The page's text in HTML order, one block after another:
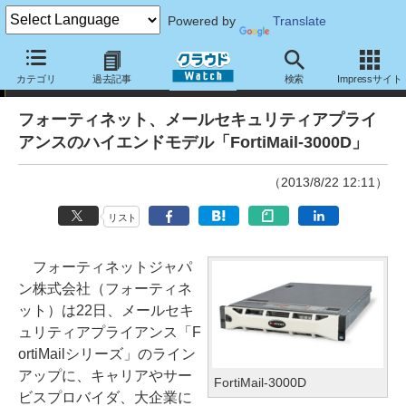
Powered by Translate
カテゴリ 過去記事 検索 Impressサイト
ニュース
フォーティネット、メールセキュリティアプライ
アンスのハイエンドモデル「FortiMail-3000D」
（2013/8/22 12:11）
リスト
FortiMail-3000D
フォーティネットジャパ
ン株式会社（フォーティネ
ット）は22日、メールセキ
ュリティアプライアンス「F
ortiMailシリーズ」のライン
アップに、キャリアやサー
ビスプロバイダ、大企業に